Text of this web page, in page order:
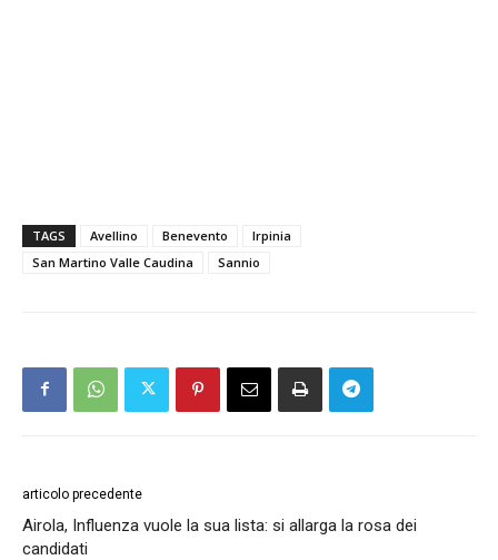
TAGS Avellino Benevento
Irpinia
San Martino Valle Caudina
Sannio
articolo precedente
Airola, Influenza vuole la sua lista: si allarga la rosa dei
candidati